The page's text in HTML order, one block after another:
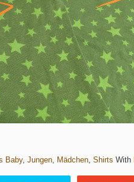
Baby, Jungen Mädchen Shirts With